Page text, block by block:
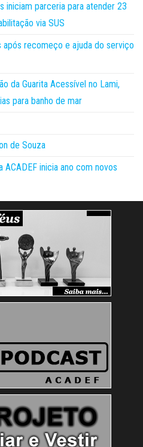
iniciam parceria para atender 23
via SUS
recomeço e ajuda do serviço
da Guarita Acessível no Lami,
para banho de mar
de Souza
ACADEF inicia ano com novos